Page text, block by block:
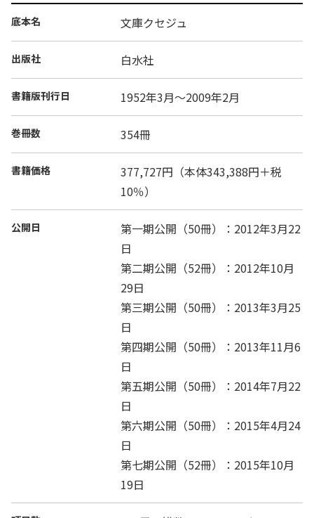
底本名 文庫クセジュ
出版社 白水社
書籍版刊行日 1952年3月～2009年2月
巻冊数 354冊
書籍価格
377,727円（本体343,388円＋税
10％）
公開日
第一期公開（50冊）：2012年3月22
日
第二期公開（52冊）：2012年10月
29日
第三期公開（50冊）：2013年3月25
日
第四期公開（50冊）：2013年11月6
日
第五期公開（50冊）：2014年7月22
日
第六期公開（50冊）：2015年4月24
日
第七期公開（52冊）：2015年10月
19日